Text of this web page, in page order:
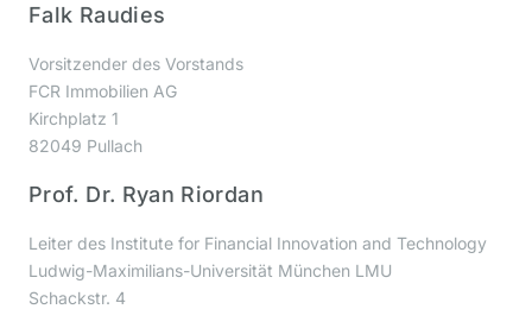
Falk Raudies
Vorsitzender des Vorstands
FCR Immobilien AG
Kirchplatz 1
82049 Pullach
Prof. Dr. Ryan Riordan
Leiter des Institute for Financial Innovation and Technology
Ludwig-Maximilians-Universität München LMU
Schackstr. 4